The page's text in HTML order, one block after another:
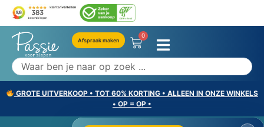
Afspraak maken
0
GROTE UITVERKOOP • TOT 60% KORTING • ALLEEN IN ONZE WINKELS
• OP = OP •